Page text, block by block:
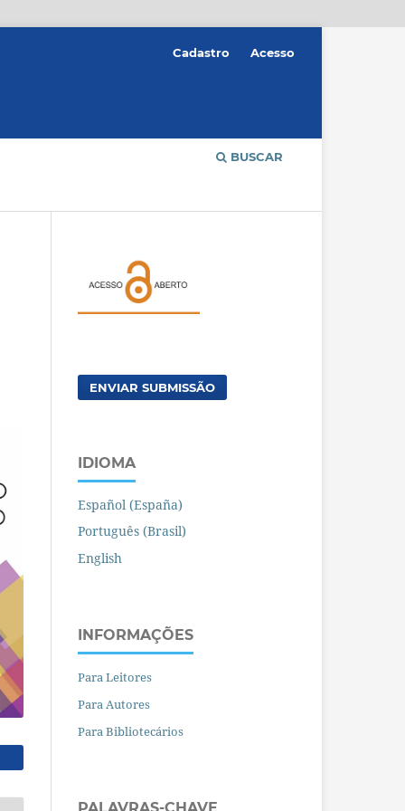
BUSCAR
Cadastro Acesso
ENVIAR SUBMISSÃO
IDIOMA
Español (España)
Português (Brasil)
English
INFORMAÇÕES
Para Leitores
Para Autores
Para Bibliotecários